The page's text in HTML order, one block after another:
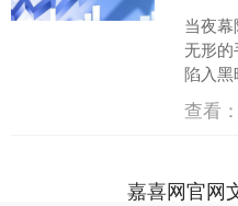
当夜
无形
陷入
有居
皎洁
查看
嘉喜网官网